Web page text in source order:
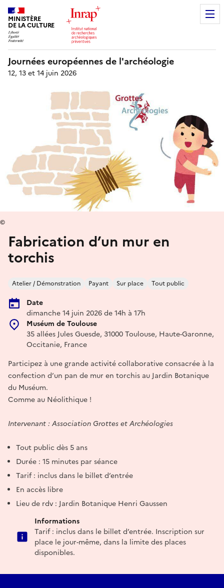
MINISTÈRE
DE LA CULTURE
Journées européennes de l'archéologie
12, 13 et 14 juin 2026
Fabrication d’un mur en
torchis
Atelier / Démonstration Payant Sur place Tout public
Date
dimanche 14 juin 2026 de 14h à 17h
Muséum de Toulouse
35 allées Jules Guesde, 31000 Toulouse, Haute-Garonne,
Occitanie, France
©
Participez à une grande activité collaborative consacrée à la
confection d’un pan de mur en torchis au Jardin Botanique
du Muséum.
Comme au Néolithique !
Intervenant : Association Grottes et Archéologies
Tout public dès 5 ans
Durée : 15 minutes par séance
Tarif : inclus dans le billet d’entrée
En accès libre
Lieu de rdv : Jardin Botanique Henri Gaussen
Informations
Tarif : inclus dans le billet d’entrée. Inscription sur
place le jour-même, dans la limite des places
disponibles.